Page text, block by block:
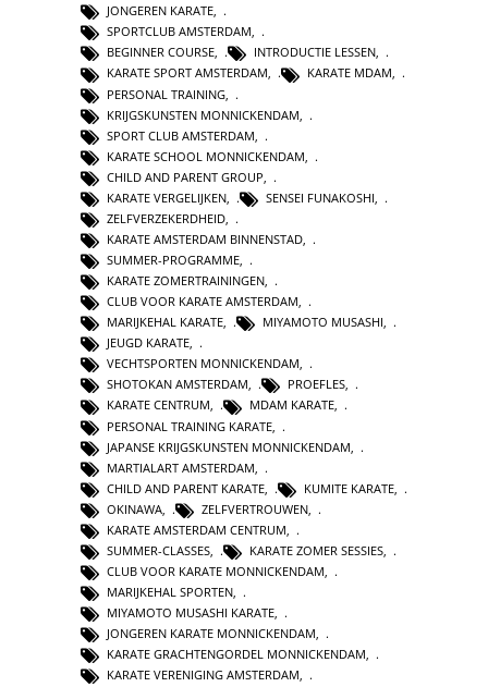
JONGEREN KARATE,
SPORTCLUB AMSTERDAM,
BEGINNER COURSE, INTRODUCTIE LESSEN,
KARATE SPORT AMSTERDAM, KARATE MDAM,
PERSONAL TRAINING
KRIJGSKUNSTEN MONNICKENDAM
SPORT CLUB AMSTERDAM
KARATE SCHOOL MONNICKENDAM
CHILD AND PARENT GROUP
KARATE VERGELIJKEN
SENSEI FUNAKOSHI
ZELFVERZEKERDHEID
KARATE AMSTERDAM BINNENSTAD
SUMMER-PROGRAMME,
KARATE ZOMERTRAININGEN,
CLUB VOOR KARATE AMSTERDAM,
MARIJKEHAL KARATE, MIYAMOTO MUSASHI,
JEUGD KARATE,
VECHTSPORTEN MONNICKENDAM,
SHOTOKAN AMSTERDAM, PROEFLES,
KARATE CENTRUM, MDAM KARATE,
PERSONAL TRAINING KARATE
JAPANSE KRIJGSKUNSTEN MONNICKENDAM
MARTIALART AMSTERDAM
CHILD AND PARENT KARATE
KUMITE KARATE
OKINAWA
ZELFVERTROUWEN
KARATE AMSTERDAM CENTRUM
SUMMER-CLASSES
KARATE ZOMER SESSIES
CLUB VOOR KARATE MONNICKENDAM
MARIJKEHAL SPORTEN,
MIYAMOTO MUSASHI KARATE,
JONGEREN KARATE MONNICKENDAM,
KARATE GRACHTENGORDEL MONNICKENDAM,
KARATE VERENIGING AMSTERDAM,